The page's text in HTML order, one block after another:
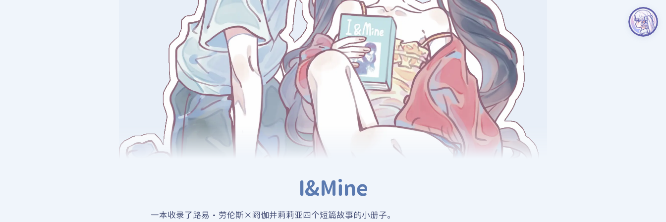
I&Mine
一本收录了路易·劳伦斯×阏伽井莉莉亚四个短篇故事的小册子。